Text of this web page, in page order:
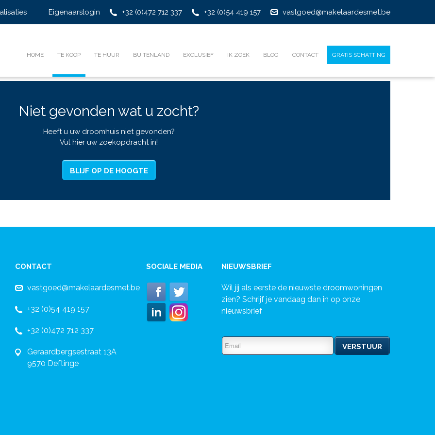
vastgoed@makelaardesmet.be
+32 (0)54 419 157
+32 (0)472 712 337
Eigenaarslogin
HOME TE KOOP TE HUUR BUITENLAND EXCLUSIEF IK ZOEK BLOG CONTACT GRATIS SCHATTING
Niet gevonden wat u zocht?
Heeft u uw droomhuis niet gevonden?
Vul hier uw zoekopdracht in!
BLIJF OP DE HOOGTE
CONTACT
vastgoed@makelaardesmet.be
+32 (0)54 419 157
+32 (0)472 712 337
Geraardbergsestraat 13A
9570 Deftinge
SOCIALE MEDIA NIEUWSBRIEF
Wil jij als eerste de nieuwste droomwoningen
zien? Schrijf je vandaag dan in op onze
nieuwsbrief